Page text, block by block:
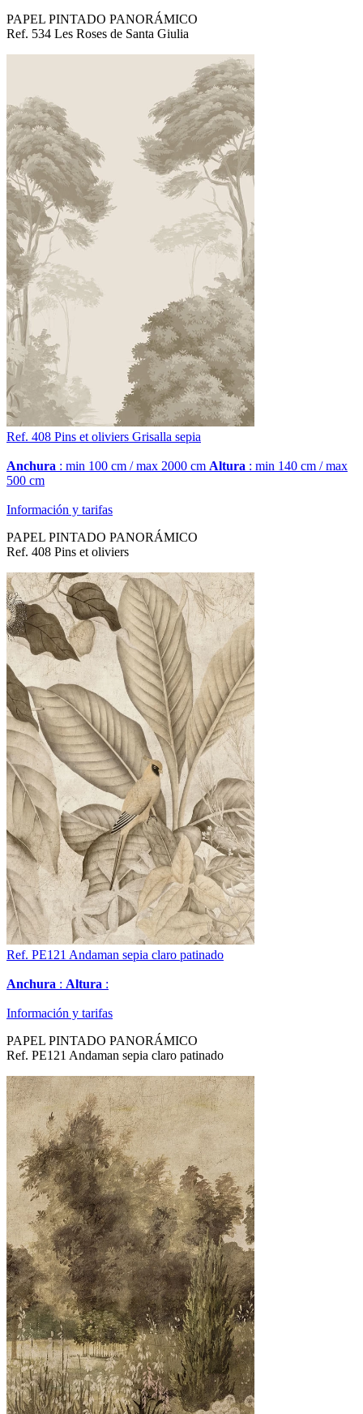
PAPEL PINTADO PANORÁMICO
Ref. 534 Les Roses de Santa Giulia
Ref. 408 Pins et oliviers Grisalla sepia
Anchura : min 100 cm / max 2000 cm Altura : min 140 cm / max
500 cm
Información y tarifas
PAPEL PINTADO PANORÁMICO
Ref. 408 Pins et oliviers
Ref. PE121 Andaman sepia claro patinado
Anchura : Altura :
Información y tarifas
PAPEL PINTADO PANORÁMICO
Ref. PE121 Andaman sepia claro patinado